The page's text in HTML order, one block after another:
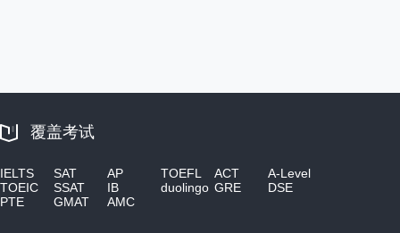
覆盖考试
IELTS SAT AP TOEFL ACT
A-Level
TOEIC
SSAT IB duolingo GRE
DSE
PTE
GMAT AMC